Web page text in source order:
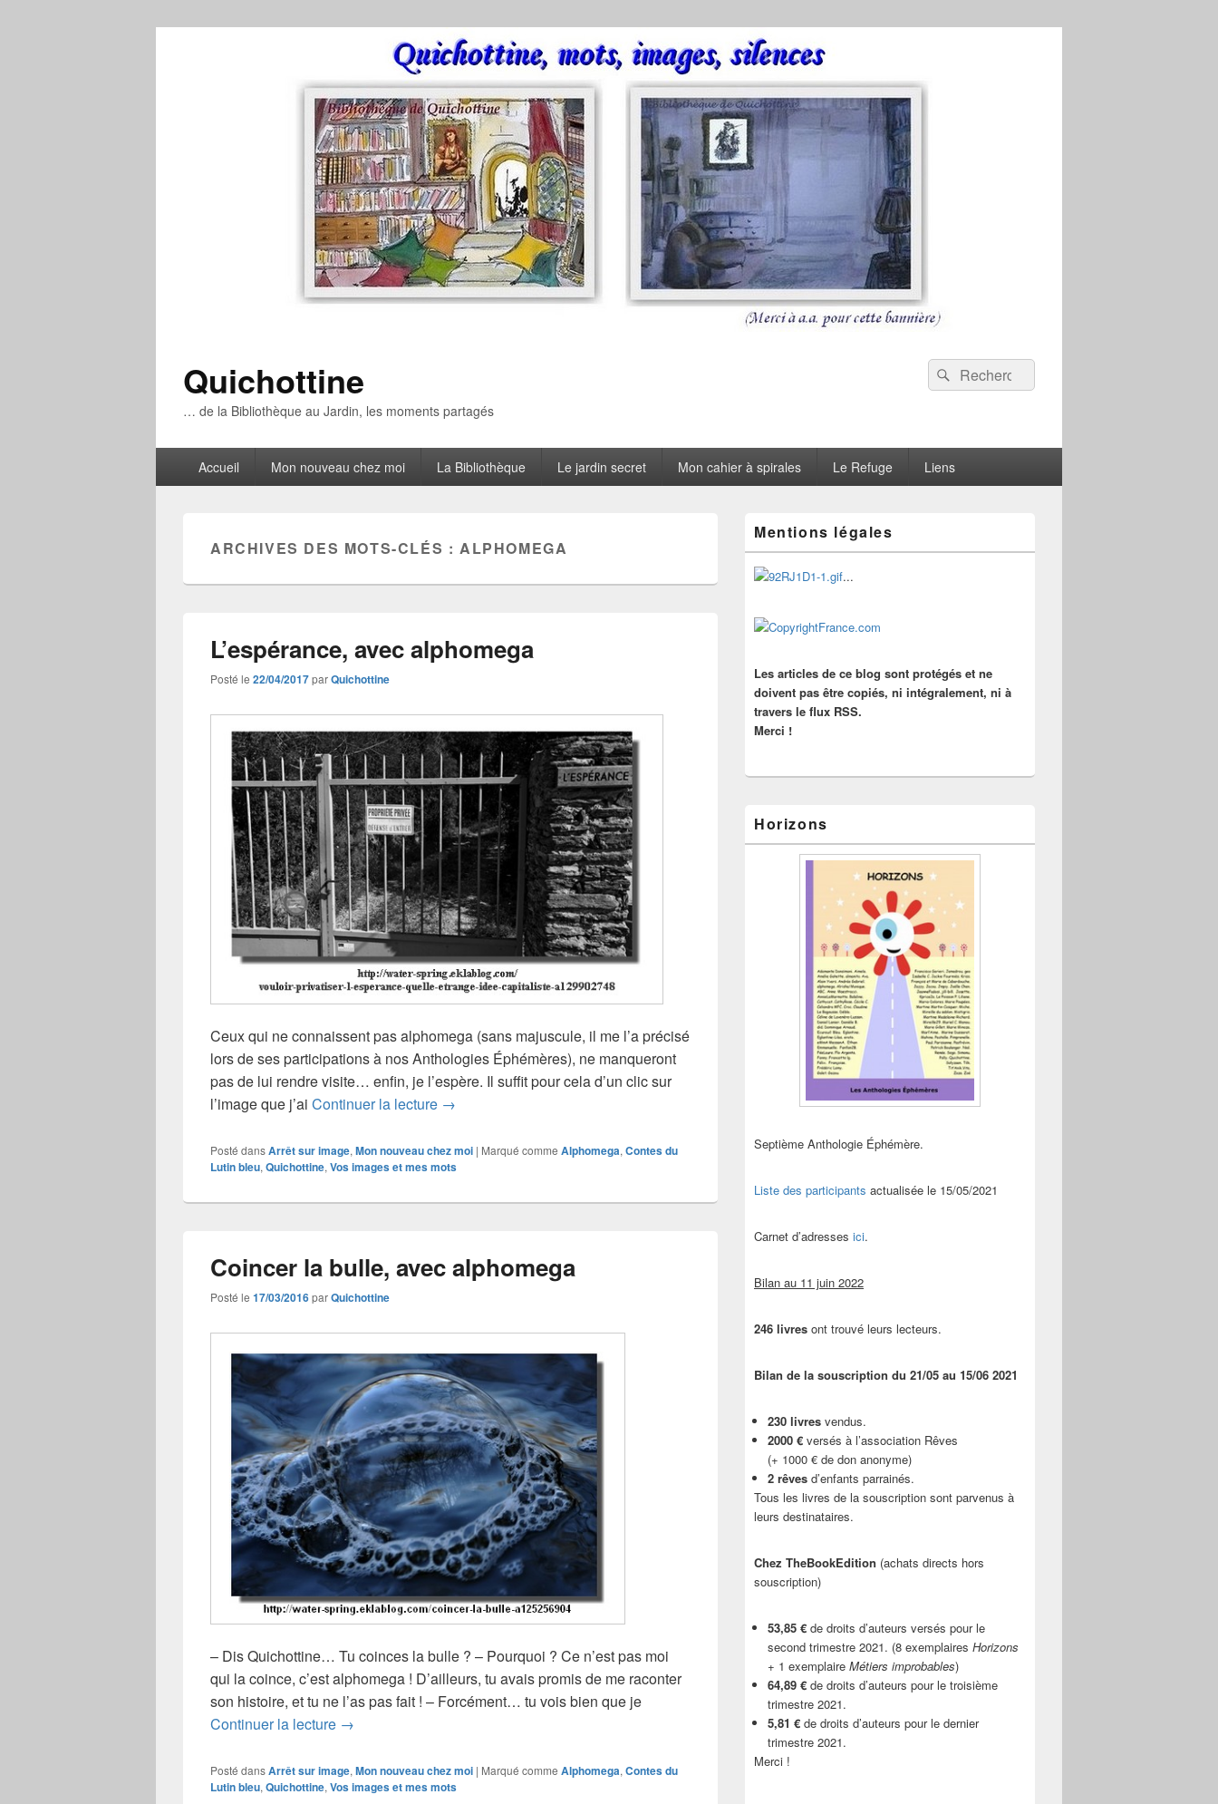
Quichottine
… de la Bibliothèque au Jardin, les moments partagés
Recherche :
Rechercher
principalAccueil Mon nouveau chez moi La Bibliothèque Le jardin secret Mon cahier à spirales Le Refuge Liens
ARCHIVES DES MOTS-CLÉS :ALPHOMEGA
L’espérance, avec alphomega
Posté le 22/04/2017parQuichottine
Ceux qui ne connaissent pas alphomega (sans majuscule, il me l’a précisé
lors de ses participations à nos Anthologies Éphémères), ne manqueront
pas de lui rendre visite… enfin, je l’espère. Il suffit pour cela d’un clic sur
l’image que j’ai Continuer la lecture L’espérance, avec alphomega
→
Posté dansArrêt sur image, Mon nouveau chez moi | Marqué comme Alphomega, Contes du
Lutin bleu, Quichottine, Vos images et mes mots
Coincer la bulle, avec alphomega
Posté le 17/03/2016parQuichottine
– Dis Quichottine… Tu coinces la bulle ? – Pourquoi ? Ce n’est pas moi
qui la coince, c’est alphomega ! D’ailleurs, tu avais promis de me raconter
son histoire, et tu ne l’as pas fait ! – Forcément… tu vois bien que je
Continuer la lecture Coincer la bulle, avec alphomega
→
Posté dansArrêt sur image, Mon nouveau chez moi | Marqué comme Alphomega, Contes du
Lutin bleu, Quichottine, Vos images et mes mots
principale
de
widget
pour
barre
latérale
Mentions légales
...
Les articles de ce blog sont protégés et ne
doivent pas être copiés, ni intégralement, ni à
travers le flux RSS.
Merci !
Horizons
Septième Anthologie Éphémère.
Liste des participants actualisée le 15/05/2021
Carnet d’adresses ici.
Bilan au 11 juin 2022
246 livres ont trouvé leurs lecteurs.
Bilan de la souscription du 21/05 au 15/06 2021
230 livres vendus.
2000 € versés à l’association Rêves
(+ 1000 € de don anonyme)
2 rêves d’enfants parrainés.
Tous les livres de la souscription sont parvenus à
leurs destinataires.
Chez TheBookEdition (achats directs hors
souscription)
53,85 € de droits d’auteurs versés pour le
second trimestre 2021. (8 exemplaires Horizons
+ 1 exemplaire Métiers improbables)
64,89 € de droits d’auteurs pour le troisième
trimestre 2021.
5,81 € de droits d’auteurs pour le dernier
trimestre 2021.
Merci !